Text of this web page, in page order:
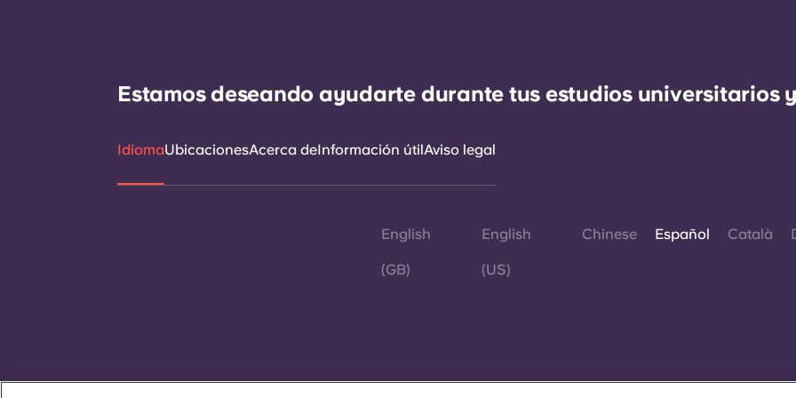
Estamos deseando ayudarte durante tus estudios universitarios
IdiomaUbicacionesAcerca deInformación útilAviso legal
English
(GB)
English
(US)
Chinese Español Català